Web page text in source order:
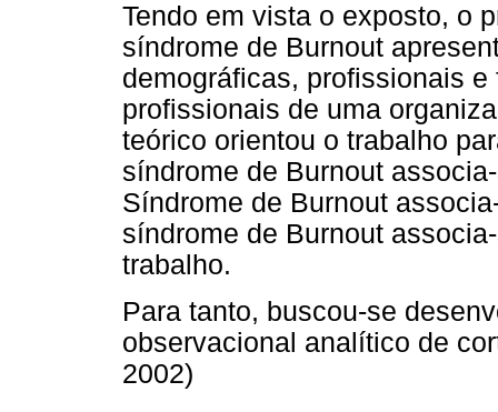
Tendo em vista o exposto, o
síndrome de Burnout
demográficas, profissionais
profissionais de uma
teórico orientou o trabalho
síndrome de Burnout
Síndrome de Burnout
síndrome de Burnout
trabalho.
Para tanto, buscou-se
observacional analítico de
2002)